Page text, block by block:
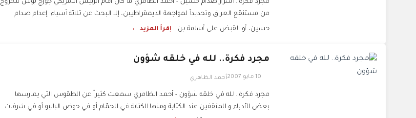
مجرد فكرة.. أسرار صدام حسين - أحمد الظامري ما كان أمام الرئيس الأمريكي جورج بوش للخروج
من مستنقع العراق وتحديداً لمواجهة الديمقراطيين، إلا البحث عن ثلاثة أشياء: إعدام صدام
حسين، أو القبض على أسامة بن... إقرأ المزيد ←
مجرد فكرة.. لله في خلقه شؤون
10 مايو 2007 أحمد الظاهري
مجرد فكرة.. لله في خلقه شؤون - أحمد الظامري سمعت كثيراً عن الطقوس التي يمارسها
بعض الأدباء و المثقفين عند الكتابة ومنها الكتابة في الحمّام أو في حوض البانيو أو في شرفات